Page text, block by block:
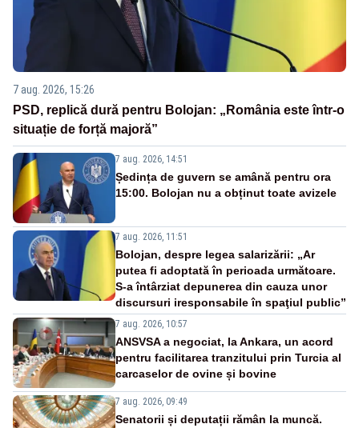
7 aug. 2026, 15:26
PSD, replică dură pentru Bolojan: „România este într-o
situație de forță majoră”
7 aug. 2026, 14:51
Ședința de guvern se amână pentru ora
15:00. Bolojan nu a obținut toate avizele
7 aug. 2026, 11:51
Bolojan, despre legea salarizării: „Ar
putea fi adoptată în perioada următoare.
S-a întârziat depunerea din cauza unor
discursuri iresponsabile în spaţiul public”
7 aug. 2026, 10:57
ANSVSA a negociat, la Ankara, un acord
pentru facilitarea tranzitului prin Turcia al
carcaselor de ovine și bovine
7 aug. 2026, 09:49
Senatorii și deputații rămân la muncă.